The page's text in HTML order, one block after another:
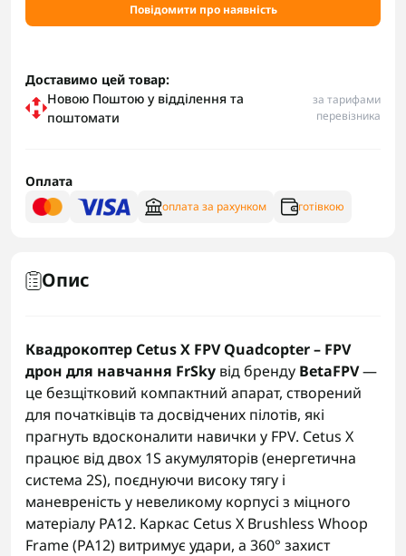
Повідомити про наявність
Доставимо цей товар:
Новою Поштою у відділення та
поштомати
за тарифами
перевізника
Оплата
оплата за рахунком готівкою
Опис
Квадрокоптер Cetus X FPV Quadcopter – FPV
дрон для навчання FrSky від бренду BetaFPV—
це безщітковий компактний апарат, створений
для початківців та досвідчених пілотів, які
прагнуть вдосконалити навички у FPV. Cetus X
працює від двох 1S акумуляторів (енергетична
система 2S), поєднуючи високу тягу і
маневреність у невеликому корпусі з міцного
матеріалу PA12. Каркас Cetus X Brushless Whoop
Frame (PA12) витримує удари, а 360° захист